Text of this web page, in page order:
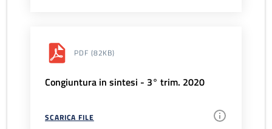
PDF (82KB)
Congiuntura in sintesi - 3° trim. 2020
SCARICA FILE